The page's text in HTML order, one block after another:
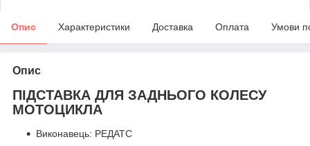
Опис Характеристики Доставка Оплата Умови
Опис
ПІДСТАВКА ДЛЯ ЗАДНЬОГО КОЛЕСУ
МОТОЦИКЛА
Виконавець: РЕДАТС